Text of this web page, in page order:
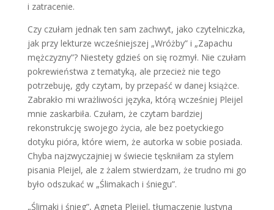
i zatracenie.
Czy czułam jednak ten sam zachwyt, jako czytelniczka,
jak przy lekturze wcześniejszej „Wróżby” i „Zapachu
mężczyzny”? Niestety gdzieś on się rozmył. Nie czułam
pokrewieństwa z tematyką, ale przecież nie tego
potrzebuję, gdy czytam, by przepaść w danej książce.
Zabrakło mi wrażliwości języka, którą wcześniej Pleijel
mnie zaskarbiła. Czułam, że czytam bardziej
rekonstrukcję swojego życia, ale bez poetyckiego
dotyku pióra, które wiem, że autorka w sobie posiada.
Chyba najzwyczajniej w świecie tęskniłam za stylem
pisania Pleijel, ale z żalem stwierdzam, że trudno mi go
było odszukać w „Ślimakach i śniegu”.
„Ślimaki i śnieg”, Agneta Pleijel, tłumaczenie Justyna